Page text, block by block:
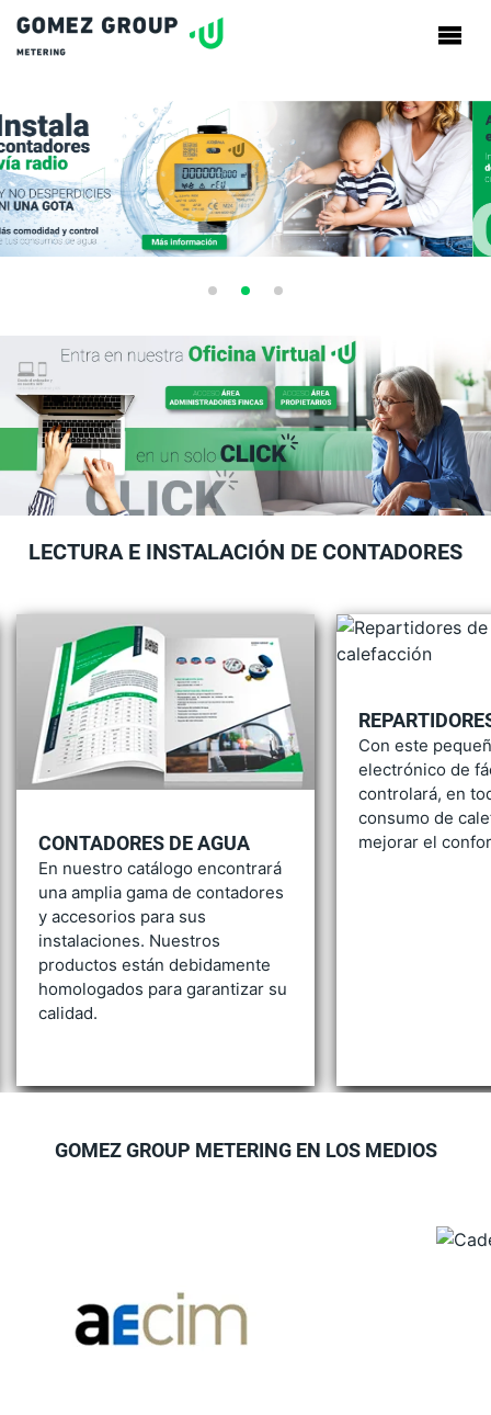
LECTURA E INSTALACIÓN DE CONTADORES
CONTADORES DE AGUA
En nuestro catálogo encontrará
una amplia gama de contadores
y accesorios para sus
instalaciones. Nuestros
productos están debidamente
homologados para garantizar su
calidad.
Con este
electrónico de
controlará, en
consumo de
mejorar el
GOMEZ GROUP METERING EN LOS MEDIOS